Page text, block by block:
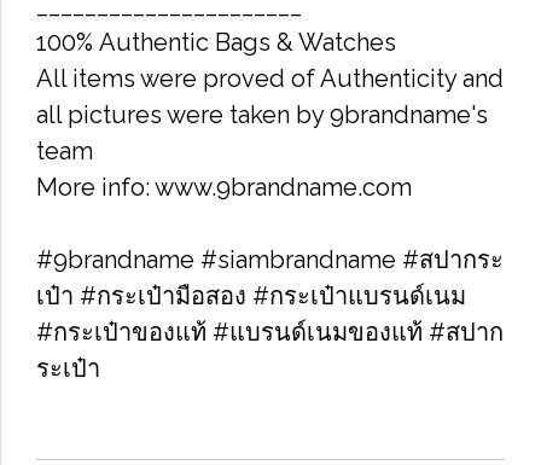
100% Authentic Bags & Watches
All items were proved of Authenticity and
all pictures were taken by 9brandname's
team
More info: www.9brandname.com
#9brandname #siambrandname #สปากระ
เป๋า #กระเป๋ามือสอง #กระเป๋าแบรนด์เนม
#กระเป๋าของแท้ #แบรนด์เนมของแท้ #สปาก
ระเป๋า